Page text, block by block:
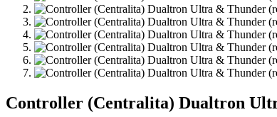
Controller (Centralita) Dualtron